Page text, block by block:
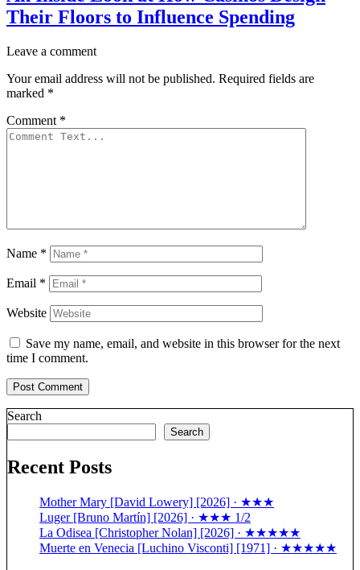
Their Floors to Influence Spending
Leave a comment
Your email address will not be published. Required fields are
marked *
Comment *
Name *
Email *
Website
Save my name, email, and website in this browser for the next
time I comment.
Search
Search
Recent Posts
Mother Mary [David Lowery] [2026] · ★★★
Luger [Bruno Martín] [2026] · ★★★ 1/2
La Odisea [Christopher Nolan] [2026] · ★★★★★
Muerte en Venecia [Luchino Visconti] [1971] · ★★★★★